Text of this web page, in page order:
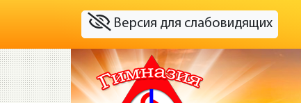
Версия для слабовидящих